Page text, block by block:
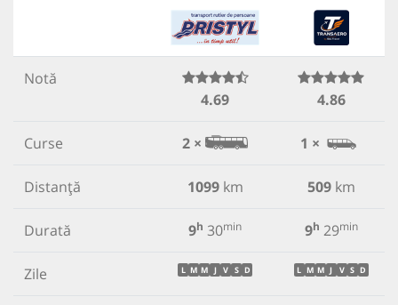
Notă
4.69
4.86
Curse 2 × 1 ×
Distanță 1099km 509km
Durată 9h 30min 9h 29min
Zile L M M J V S D L M M J V S D